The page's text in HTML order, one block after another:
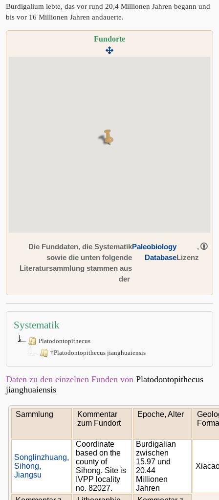
Burdigalium lebte, das vor rund 20,4 Millionen Jahren begann und
bis vor 16 Millionen Jahren andauerte.
Fundorte
Die Funddaten, die Systematik
sowie die unten folgende
Literatursammlung stammen aus
der
Paleobiology
Database
,
Lizenz
Systematik
Platodontopithecus
†Platodontopithecus jianghuaiensis
Daten zu den einzelnen Funden von Platodontopithecus
jianghuaiensis
Sammlung
Kommentar
zum Fundort
Epoche, Alter
Songlinzhuang,
Sihong,
Jiangsu
Coordinate
based on the
county of
Sihong. Site is
IVPP locality
no. 82027.
Burdigalian
zwischen
15.97 und
20.44
Millionen
Jahren